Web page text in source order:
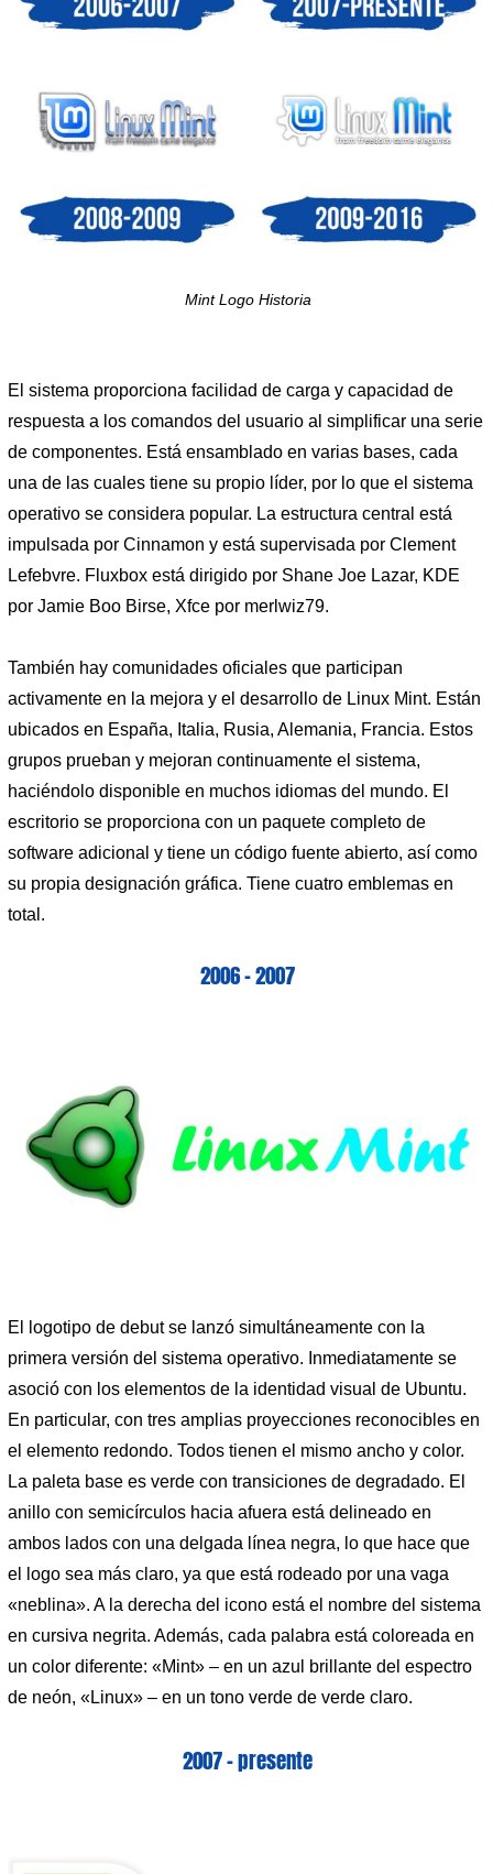
Mint Logo Historia
El sistema proporciona facilidad de carga y capacidad de
respuesta a los comandos del usuario al simplificar una serie
de componentes. Está ensamblado en varias bases, cada
una de las cuales tiene su propio líder, por lo que el sistema
operativo se considera popular. La estructura central está
impulsada por Cinnamon y está supervisada por Clement
Lefebvre. Fluxbox está dirigido por Shane Joe Lazar, KDE
por Jamie Boo Birse, Xfce por merlwiz79.
También hay comunidades oficiales que participan
activamente en la mejora y el desarrollo de Linux Mint. Están
ubicados en España, Italia, Rusia, Alemania, Francia. Estos
grupos prueban y mejoran continuamente el sistema,
haciéndolo disponible en muchos idiomas del mundo. El
escritorio se proporciona con un paquete completo de
software adicional y tiene un código fuente abierto, así como
su propia designación gráfica. Tiene cuatro emblemas en
total.
2006 – 2007
El logotipo de debut se lanzó simultáneamente con la
primera versión del sistema operativo. Inmediatamente se
asoció con los elementos de la identidad visual de Ubuntu.
En particular, con tres amplias proyecciones reconocibles en
el elemento redondo. Todos tienen el mismo ancho y color.
La paleta base es verde con transiciones de degradado. El
anillo con semicírculos hacia afuera está delineado en
ambos lados con una delgada línea negra, lo que hace que
el logo sea más claro, ya que está rodeado por una vaga
«neblina». A la derecha del icono está el nombre del sistema
en cursiva negrita. Además, cada palabra está coloreada en
un color diferente: «Mint» – en un azul brillante del espectro
de neón, «Linux» – en un tono verde de verde claro.
2007 – presente